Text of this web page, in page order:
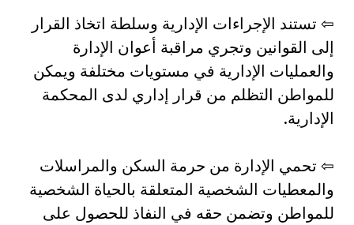
⇦ تستند الإجراءات الإدارية وسلطة اتخاذ القرار
إلى القوانين وتجري مراقبة أعوان الإدارة
والعمليات الإدارية في مستويات مختلفة ويمكن
للمواطن التظلم من قرار إداري لدى المحكمة
الإدارية.
⇦ تحمي الإدارة من حرمة السكن والمراسلات
والمعطيات الشخصية المتعلقة بالحياة الشخصية
للمواطن وتضمن حقه في النفاذ للحصول على